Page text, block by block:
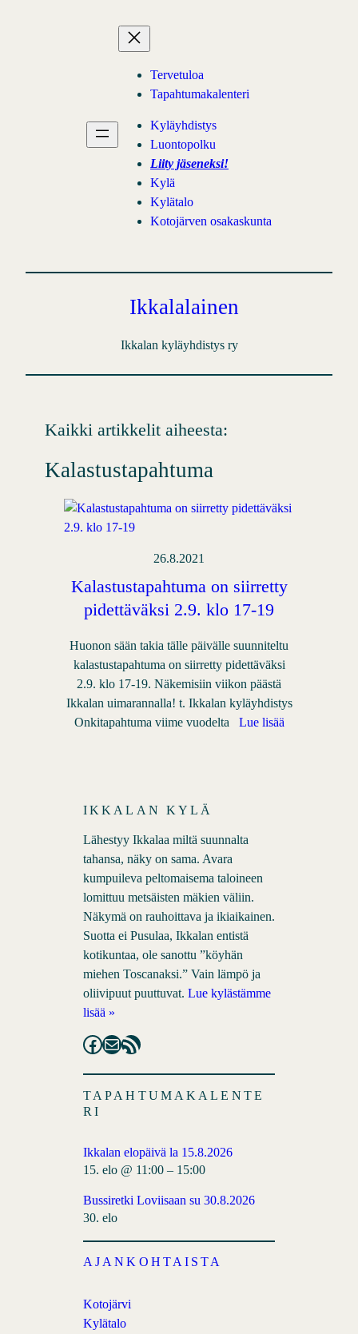
Tervetuloa
Tapahtumakalenteri
Kyläyhdistys
Luontopolku
Liity jäseneksi!
Kylä
Kylätalo
Kotojärven osakaskunta
Ikkalalainen
Ikkalan kyläyhdistys ry
Kaikki artikkelit aiheesta:
Kalastustapahtuma
26.8.2021
Kalastustapahtuma on siirretty
pidettäväksi 2.9. klo 17-19
Huonon sään takia tälle päivälle suunniteltu
kalastustapahtuma on siirretty pidettäväksi
2.9. klo 17-19. Näkemisiin viikon päästä
Ikkalan uimarannalla! t. Ikkalan kyläyhdistys
Onkitapahtuma viime vuodelta Lue lisää
IKKALAN KYLÄ
Lähestyy Ikkalaa miltä suunnalta
tahansa, näky on sama. Avara
kumpuileva peltomaisema taloineen
lomittuu metsäisten mäkien väliin.
Näkymä on rauhoittava ja ikiaikainen.
Suotta ei Pusulaa, Ikkalan entistä
kotikuntaa, ole sanottu ”köyhän
miehen Toscanaksi.” Vain lämpö ja
oliivipuut puuttuvat. Lue kylästämme
lisää »
Facebook Mail RSS Feed
TAPAHTUMAKALENTE
RI
Ikkalan elopäivä la 15.8.2026
15. elo @ 11:00 – 15:00
Bussiretki Loviisaan su 30.8.2026
30. elo
AJANKOHTAISTA
Kotojärvi
Kylätalo